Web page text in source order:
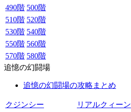
490階 500階
510階 520階
530階 540階
550階 560階
570階 580階
追憶の幻闘場
追憶の幻闘場の攻略まとめ
クジンシー
リアルクィーン